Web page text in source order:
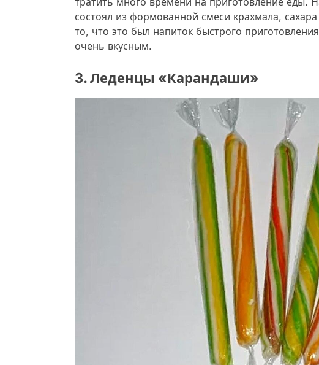
состоял из формованной смеси крахмала,
то, что это был напиток быстрого
очень вкусным.
3. Леденцы «Карандаши»